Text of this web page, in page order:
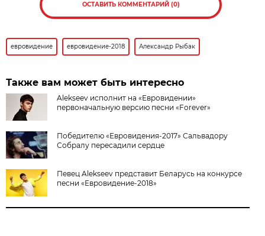
ОСТАВИТЬ КОММЕНТАРИЙ (0)
евровидение евровидение-2018 Александр Рыбак
Также вам может быть интересно
Alekseev исполнит на «Евровидении»
первоначальную версию песни «Forever»
Победителю «Евровидения-2017» Сальвадору
Собралу пересадили сердце
Певец Alekseev представит Беларусь на конкурсе
песни «Евровидение-2018»